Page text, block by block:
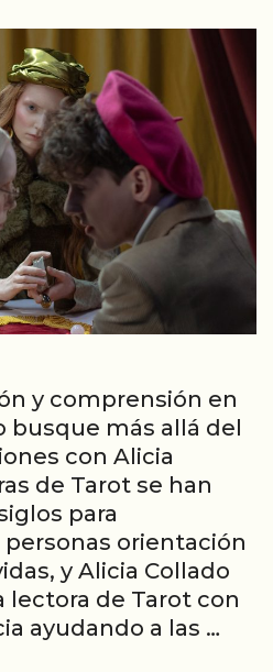
y comprensión en
busque más allá del
con Alicia
de Tarot se han
para
orientación
y Alicia Collado
lectora de Tarot con
ayudando a las …